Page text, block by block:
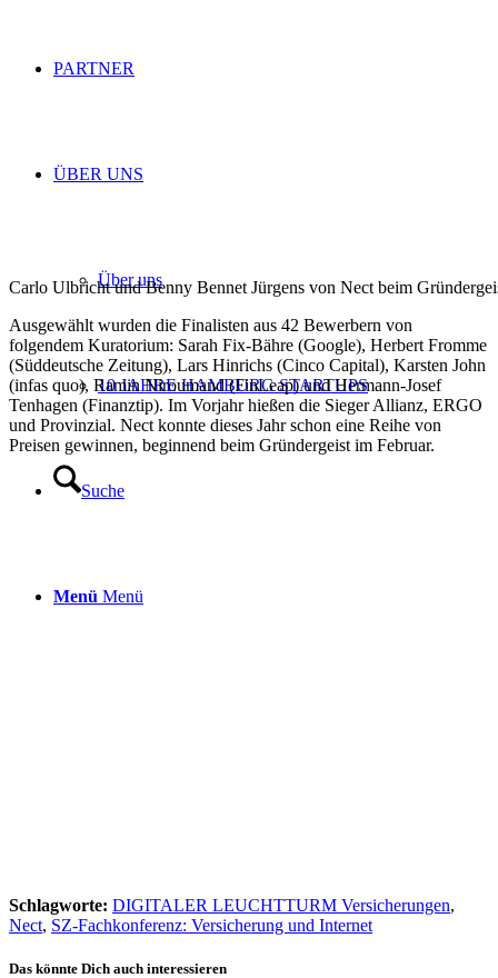
PARTNER
ÜBER UNS
Über uns
10 JAHRE HAMBURG STARTUPS
Suche
Menü Menü
Carlo Ulbricht und Benny Bennet Jürgens von Nect beim
Ausgewählt wurden die Finalisten aus 42 Bewerbern von
folgendem Kuratorium: Sarah Fix-Bähre (Google), Herbert Fromme
(Süddeutsche Zeitung), Lars Hinrichs (Cinco Capital), Karsten John
(infas quo), Ramin Niroumand (FinLeap) und Hermann-Josef
Tenhagen (Finanztip). Im Vorjahr hießen die Sieger Allianz, ERGO
und Provinzial. Nect konnte dieses Jahr schon eine Reihe von
Preisen gewinnen, beginnend beim Gründergeist im Februar.
Schlagworte: DIGITALER LEUCHTTURM Versicherungen,
Nect, SZ-Fachkonferenz: Versicherung und Internet
Das könnte Dich auch interessieren